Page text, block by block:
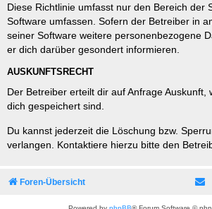
Diese Richtlinie umfasst nur den Bereich der
Software umfassen. Sofern der Betreiber in
seiner Software weitere personenbezogene
er dich darüber gesondert informieren.
AUSKUNFTSRECHT
Der Betreiber erteilt dir auf Anfrage Auskunft,
dich gespeichert sind.
Du kannst jederzeit die Löschung bzw.
verlangen. Kontaktiere hierzu bitte den
Foren-Übersicht